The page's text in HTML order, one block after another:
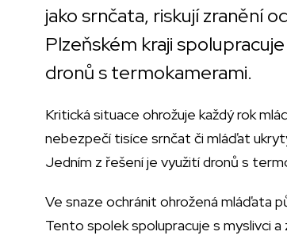
jako srnčata, riskují zranění
Plzeňském kraji
dronů s termokamerami.
Kritická situace ohrožuje každý rok
nebezpečí tisíce srnčat či mláďat
Jedním z řešení je využití dronů s
Ve snaze ochránit ohrožená mláďata
Tento spolek spolupracuje s myslivci a